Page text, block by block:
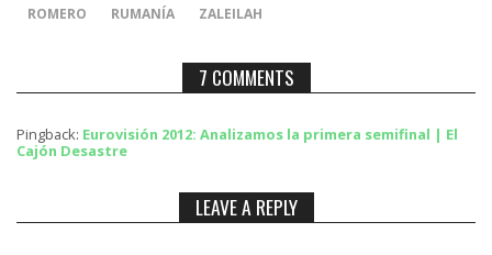
ROMERO
RUMANÍA ZALEILAH
7 COMMENTS
Pingback: Eurovisión 2012: Analizamos la primera semifinal | El
Cajón Desastre
LEAVE A REPLY